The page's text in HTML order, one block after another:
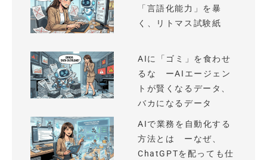
「言語化能力」を暴
く、リトマス試験紙
AIに「ゴミ」を食わせ
るな ーAIエージェン
トが賢くなるデータ、
バカになるデータ
AIで業務を自動化する
方法とは ーなぜ、
ChatGPTを配っても仕